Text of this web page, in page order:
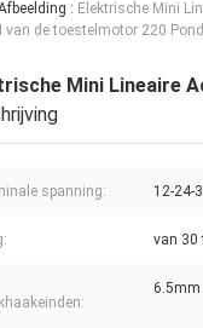
: Elektrische Mini
van de toestelmotor 220
Mini Lineaire
spanning: 12-24-
van 30
6.5mm